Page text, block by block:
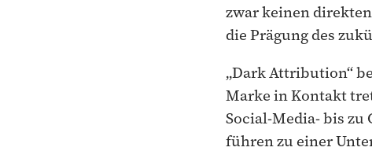
zwar keinen
die Prägung des
„Dark Attribution“
Marke in Kontakt
Social-Media- bis
führen zu einer